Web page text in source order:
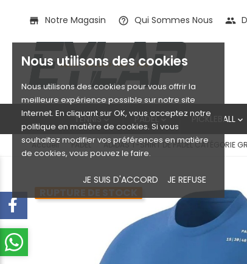
Nous utilisons des cookies
Nous utilisons des cookies pour vous offrir la
meilleure expérience possible sur notre site
Internet. En cliquant sur OK, vous acceptez notre
politique en matière de cookies. Si vous
souhaitez modifier vos préférences en matière
de cookies, vous pouvez le faire.
JE SUIS D'ACCORD JE REFUSE
store Notre Magasin help_outline Qui Sommes Nous people
TENNIS PADEL PICKLEBALL 
Accueil PADEL ADIDAS T-SHIRT DE PADEL CATÉGORIE
RUPTURE DE STOCK